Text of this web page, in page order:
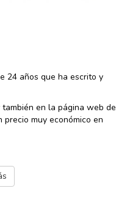
24 años que ha escrito y
en la página web de
muy económico en